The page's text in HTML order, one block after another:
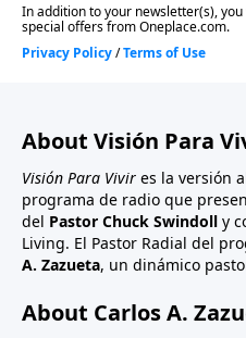
About Visión Para
Visión Para Vivir es la versión
programa de radio que
del Pastor Chuck Swindoll y
Living. El Pastor Radial del
A. Zazueta, un dinámico
About Carlos A.